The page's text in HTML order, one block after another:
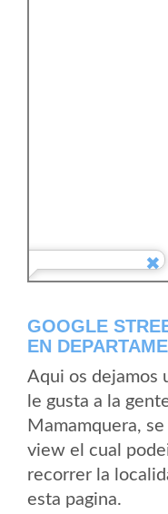
GOOGLE
EN
Aqui os dejamos
le gusta a la
Mamamquera,
view el cual
recorrer la
esta pagina.